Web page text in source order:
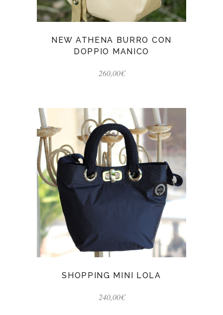
NEW ATHENA BURRO CON
DOPPIO MANICO
260,00€
SHOPPING MINI LOLA
240,00€